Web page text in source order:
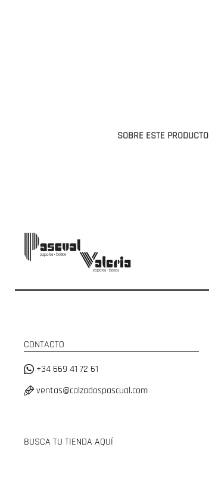
SOBRE ESTE PRODUCTO
CONTACTO
+34 669 41 72 61
ventas@calzadospascual.com
BUSCA TU TIENDA AQUÍ